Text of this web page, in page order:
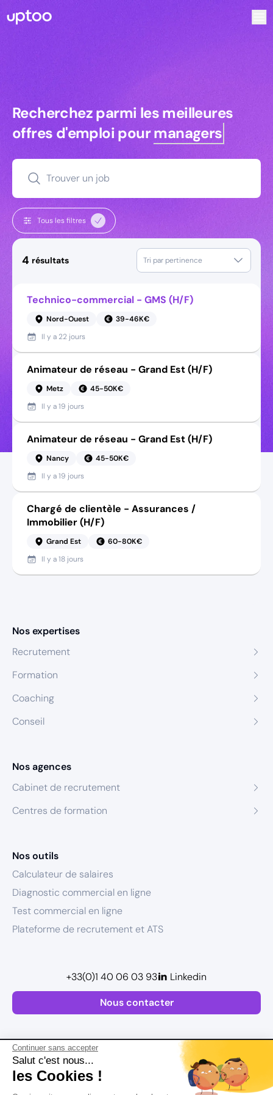
Continuer sans accepter
Salut c'est nous...
les Cookies !
Recherchez parmi les meilleures
Recherchez parmi les meilleures
offres d'emploi pourmanagers
Trouver un job
Tous les filtres
4 résultats Tri par pertinence
Technico-commercial - GMS (H/F)
Nord-Ouest
39-46K€
Il y a 22 jours
Animateur de réseau - Grand Est (H/F)
Metz
45-50K€
Il y a19 jours
Animateur de réseau - Grand Est (H/F)
Nancy
45-50K€
Il y a19 jours
Chargé de clientèle - Assurances /
Immobilier (H/F)
Grand Est
60-80K€
Il y a18 jours
Nos expertises
Recrutement
Formation
Coaching
Conseil
Nos agences
Cabinet de recrutement
Centres de formation
Nos outils
Calculateur de salaires
Diagnostic commercial en ligne
Test commercial en ligne
Plateforme de recrutement et ATS
Nous contacter
+33(0)1 40 06 03 93 Linkedin